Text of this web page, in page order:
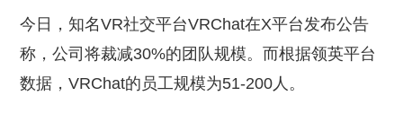
今日，知名VR社交平台VRChat在X平台发布公告
称，公司将裁减30%的团队规模。而根据领英平台
数据，VRChat的员工规模为51-200人。